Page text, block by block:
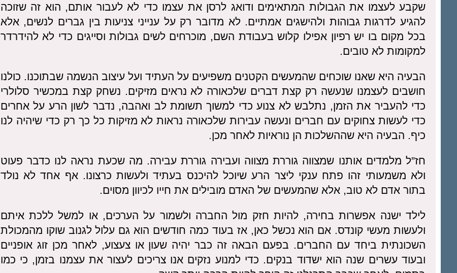
שקבע לעצמו את הגבולות המתאימים ודואג לרסן את עצמו כדי לא לעבור אותם, הוא זה שזוכה
להגיע לדרגות גבוהות ולהישגים אמתיים. לא מדובר רק על ענייני צניעות בין גברים לנשים, אלא
בכל מקום בו יש רפיון אפילו קלוש בעבודת השם, מוכרחים לשים גבולות וסייגים כדי לא להידרדר
למקומות לא טובים.
הבעיה היא שאנו שוכחים שהמעשים הקטנים משפיעים על העתיד ועל עיצוב הנשמה שבתוכנו. כולנו
חושבים לעצמנו שנעשה רק קצת דברים שלכאורה לא נראים מזיקים. נשחק קצת במכשיר סלולרי
כדי להעביר את הזמן, נתלבש לא צנוע כדי למשוך תשומת לב ואהבה, נדבר לשון הרע על אחרים
כדי לעשות צחוקים עם חברים ונעשה עבירות שלכאורה נראות לא מזיקות כל כך רק כדי שיהיה לנו
כיף. הבעיה היא שההשלכות הן נוראיות לאחר מכן.
חז”ל מלמדים אותנו שמצווה גוררת מצווה ועבירה גוררת עבירה. מה שכעת נראה לנו כדבר פעוט
ולא משמעותי זהו פתח ענקי ליצר הרע שיוכל להיכנס בעתיד ולעשות כרצונו. אף אחד לא נולד
בתור אדם לא טוב, אלא שהמעשים של האדם מובילים את חייו לכיוון מסוים.
לילד ישנה אפשרות בחירה, להיות חזק מול החברה ולשמור על הערכים, או למשל ללכת איתם
ולעשות מעשי קונדס. אם הוא נכשל כאן, אז בעוד כמה חודשים הוא גם עלול לגנוב שוקו מהמכולת
השכונתית ביחד עם החברים. בפעם הבאה זה כבר יהיה שעון או צעצוע, לאחר מכן זוג אופניים
ובעוד עשרים שנה הוא ישדוד בנקים. כדי למנוע נזקים אנו צריכים לעצור את עצמנו בזמן, כי כמו